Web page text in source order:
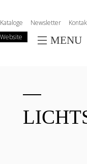
al
contenuto
Kataloge Newsletter
Website
MENU